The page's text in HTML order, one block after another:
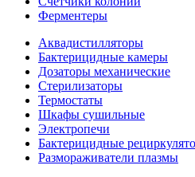
Ферментеры
Аквадистилляторы
Бактерицидные камеры
Дозаторы механические
Стерилизаторы
Термостаты
Шкафы сушильные
Электропечи
Бактерицидные
Размораживатели плазмы